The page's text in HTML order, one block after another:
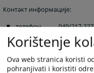
Контакт информације:
телефон 049/217-227
факс 049/219-088
мобител061/146-980
е-маил
ј.суљиц@јтбд.ба
Фацебоок
Korištenje
Ova web stranica koristi
pohranjivati i koristiti